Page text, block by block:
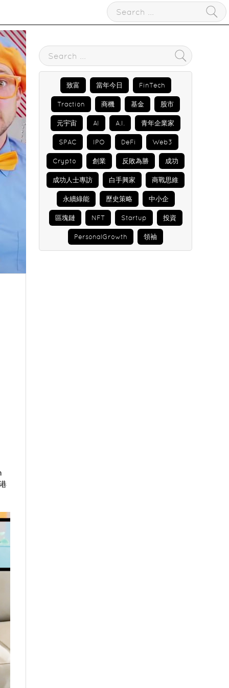
致富 當年今日 FinTech
Traction 商機 基金 股市
元宇宙 AI A.I. 青年企業家
SPAC IPO DeFi Web3
Crypto 創業 反敗為勝 成功
成功人士專訪 白手興家 商戰思維
永續綠能 歷史策略 中小企
區塊鏈 NFT Startup 投資
PersonalGrowth 領袖